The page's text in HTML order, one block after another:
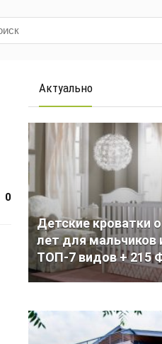
0
Актуально
Детские кроватки
лет для мальчиков
ТОП-7 видов + 215